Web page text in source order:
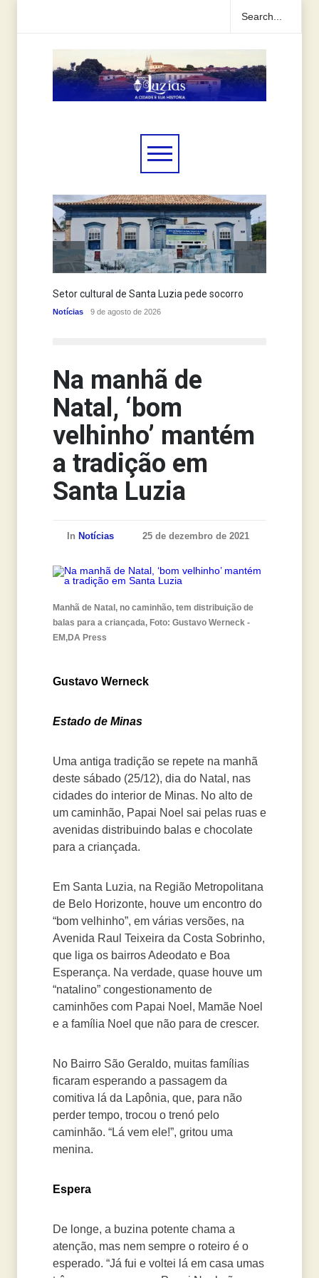
Setor cultural de Santa Luzia pede socorro
Notícias 9 de agosto de 2026
Na manhã de
Natal, ‘bom
velhinho’ mantém
a tradição em
Santa Luzia
In Notícias 25 de dezembro de 2021
Manhã de Natal, no caminhão, tem distribuição de
balas para a criançada, Foto: Gustavo Werneck -
EM,DA Press
Gustavo Werneck
Estado de Minas
Uma antiga tradição se repete na manhã
deste sábado (25/12), dia do Natal, nas
cidades do interior de Minas. No alto de
um caminhão, Papai Noel sai pelas ruas e
avenidas distribuindo balas e chocolate
para a criançada.
Em Santa Luzia, na Região Metropolitana
de Belo Horizonte, houve um encontro do
“bom velhinho”, em várias versões, na
Avenida Raul Teixeira da Costa Sobrinho,
que liga os bairros Adeodato e Boa
Esperança. Na verdade, quase houve um
“natalino” congestionamento de
caminhões com Papai Noel, Mamãe Noel
e a família Noel que não para de crescer.
No Bairro São Geraldo, muitas famílias
ficaram esperando a passagem da
comitiva lá da Lapônia, que, para não
perder tempo, trocou o trenó pelo
caminhão. “Lá vem ele!”, gritou uma
menina.
Espera
De longe, a buzina potente chama a
atenção, mas nem sempre o roteiro é o
esperado. “Já fui e voltei lá em casa umas